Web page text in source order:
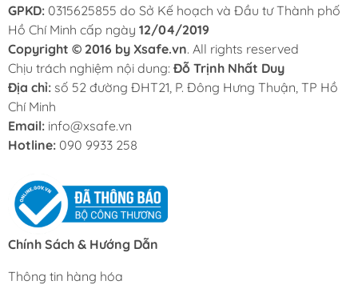
GPKD: 0315625855 do Sở Kế hoạch và Đầu tư Thành phố
Hồ Chí Minh cấp ngày 12/04/2019
Copyright © 2016 by Xsafe.vn. All rights reserved
Chịu trách nghiệm nội dung: Đỗ Trịnh Nhất Duy
Địa chỉ: số 52 đường ĐHT21, P. Đông Hưng Thuận, TP Hồ
Chí Minh
Email: info@xsafe.vn
Hotline: 090 9933 258
Chính Sách & Hướng Dẫn
Thông tin hàng hóa